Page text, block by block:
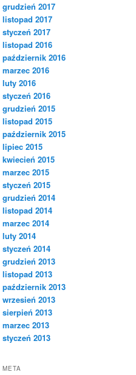
grudzień 2017
listopad 2017
styczeń 2017
listopad 2016
październik 2016
marzec 2016
luty 2016
styczeń 2016
grudzień 2015
listopad 2015
październik 2015
lipiec 2015
kwiecień 2015
marzec 2015
styczeń 2015
grudzień 2014
listopad 2014
marzec 2014
luty 2014
styczeń 2014
grudzień 2013
listopad 2013
październik 2013
wrzesień 2013
sierpień 2013
marzec 2013
styczeń 2013
META